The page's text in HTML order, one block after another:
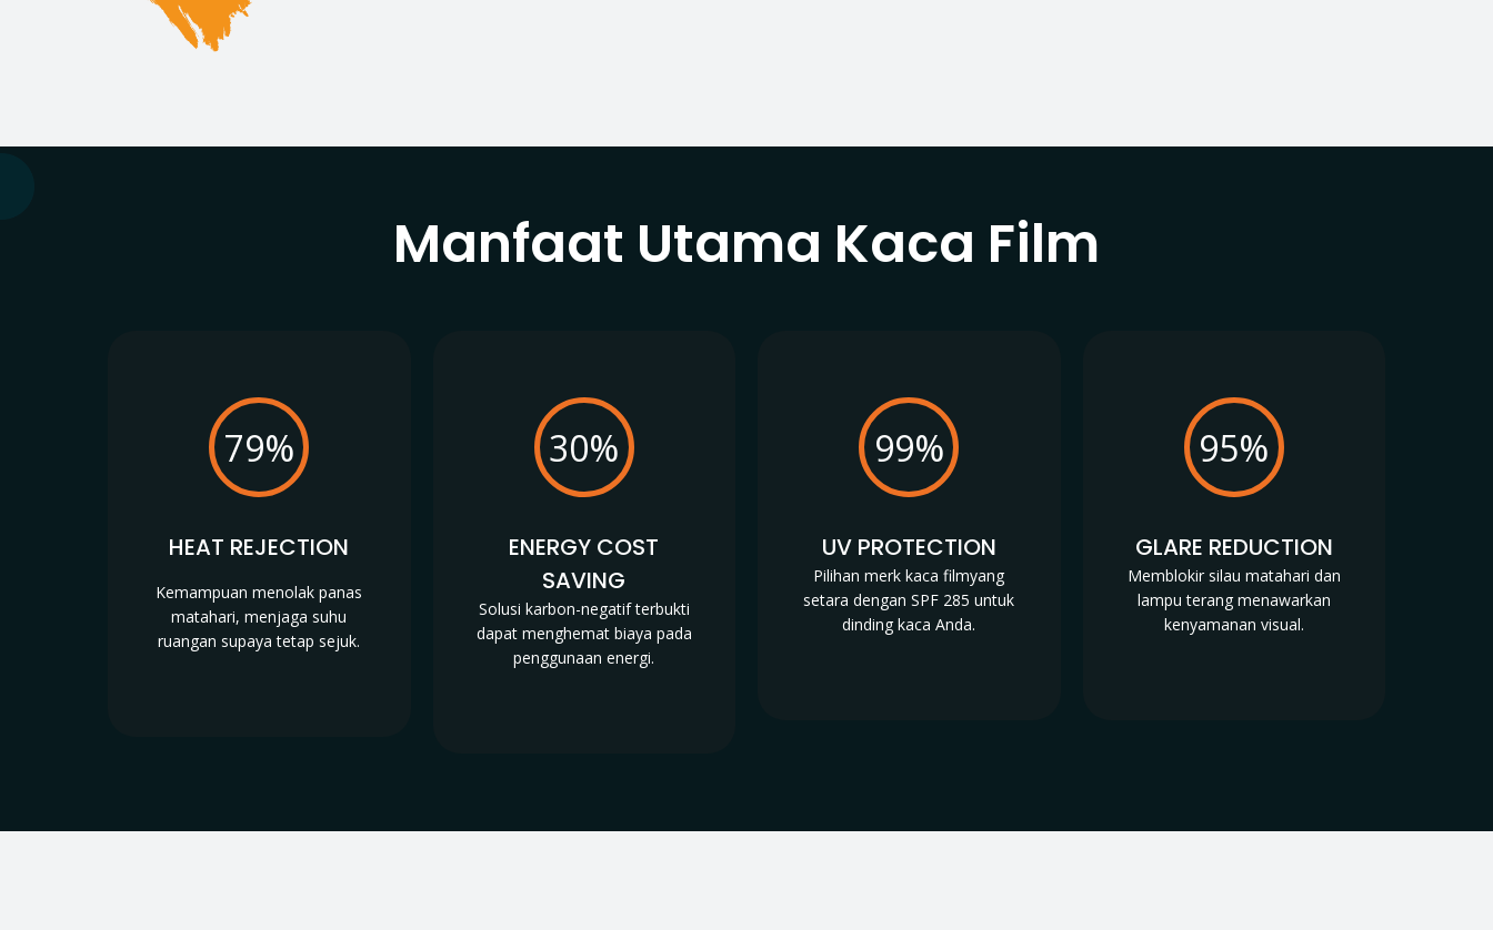
Manfaat Utama Kaca Film
79%
HEAT REJECTION
Kemampuan menolak panas
matahari, menjaga suhu
ruangan supaya tetap sejuk.
30%
ENERGY COST
SAVING
Solusi karbon-negatif terbukti
dapat menghemat biaya pada
penggunaan energi.
99%
UV PROTECTION
Pilihan merk kaca filmyang
setara dengan SPF 285 untuk
dinding kaca Anda.
95%
GLARE REDUCTION
Memblokir silau matahari dan
lampu terang menawarkan
kenyamanan visual.